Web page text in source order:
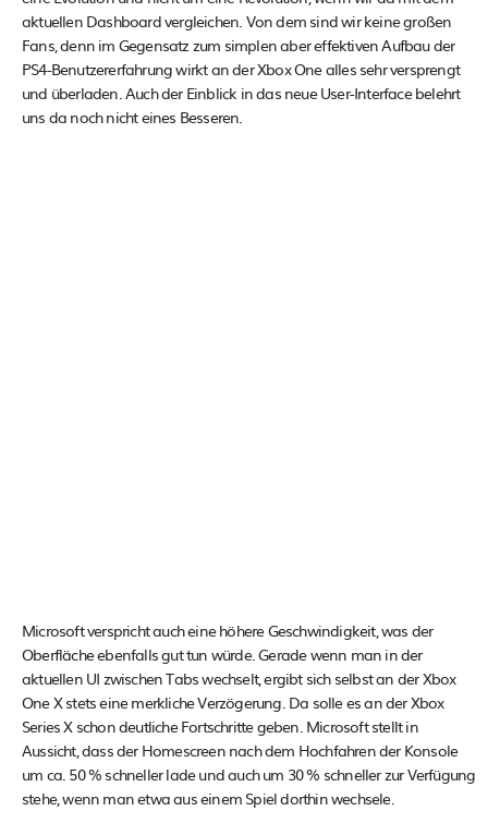
aktuellen Dashboard vergleichen. Von dem sind wir keine großen
Fans, denn im Gegensatz zum simplen aber effektiven Aufbau der
PS4-Benutzererfahrung wirkt an der Xbox One alles sehr versprengt
und überladen. Auch der Einblick in das neue User-Interface belehrt
uns da noch nicht eines Besseren.
Microsoft verspricht auch eine höhere Geschwindigkeit, was der
Oberfläche ebenfalls gut tun würde. Gerade wenn man in der
aktuellen UI zwischen Tabs wechselt, ergibt sich selbst an der Xbox
One X stets eine merkliche Verzögerung. Da solle es an der Xbox
Series X schon deutliche Fortschritte geben. Microsoft stellt in
Aussicht, dass der Homescreen nach dem Hochfahren der Konsole
um ca. 50 % schneller lade und auch um 30 % schneller zur Verfügung
stehe, wenn man etwa aus einem Spiel dorthin wechsele.